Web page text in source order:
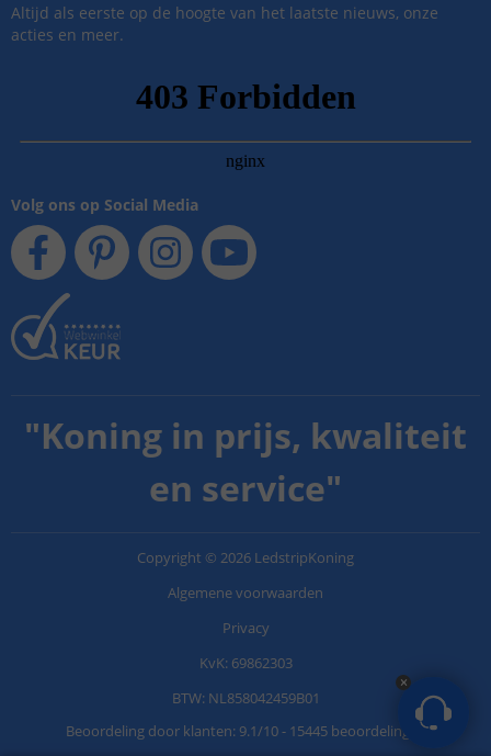
Altijd als eerste op de hoogte van het laatste nieuws, onze
acties en meer.
Volg ons op Social Media
"Koning in prijs, kwaliteit
en service"
Copyright © 2026 LedstripKoning
Algemene voorwaarden
Privacy
KvK: 69862303
BTW: NL858042459B01
Beoordeling door klanten: 9.1/10- 15445 beoordelingen